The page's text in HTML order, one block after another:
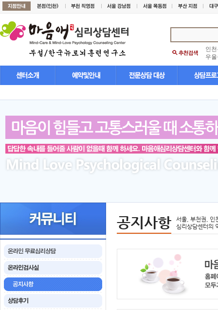
인
우
공지사항
서울, 부천권, 인
심리상담센터의